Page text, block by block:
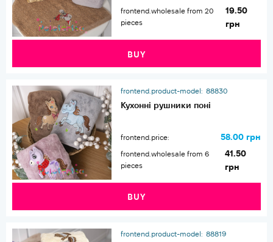
frontend.wholesale from 20
pieces
19.50
грн
BUY
frontend.product-model: 88830
Кухонні рушники поні
frontend.price: 58.00 грн
frontend.wholesale from 6
pieces
41.50
грн
BUY
frontend.product-model: 88819